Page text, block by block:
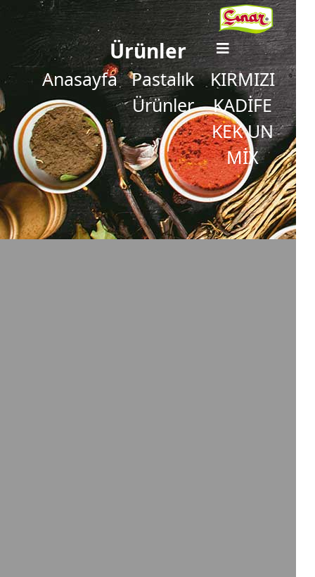
Ürünler
Anasayfa Pastalık
Ürünler
KIRMIZI
KADİFE
KEK UN
MİX